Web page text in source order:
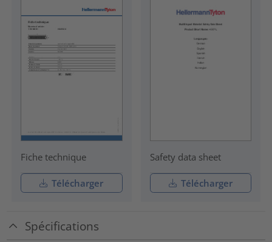
Fiche technique
Télécharger
Safety data sheet
Télécharger
Spécifications